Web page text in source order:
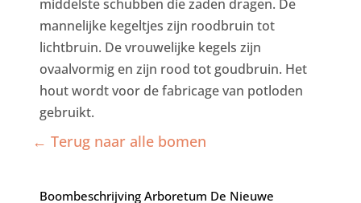
middelste schubben die zaden dragen. De
mannelijke kegeltjes zijn roodbruin tot
lichtbruin. De vrouwelijke kegels zijn
ovaalvormig en zijn rood tot goudbruin. Het
hout wordt voor de fabricage van potloden
gebruikt.
← Terug naar alle bomen
Boombeschrijving Arboretum De Nieuwe